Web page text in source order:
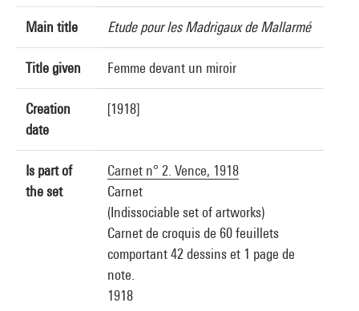
Main title Etude pour les Madrigaux de Mallarmé
Title given Femme devant un miroir
Creation
date
[1918]
Is part of
the set
Carnet n° 2. Vence, 1918
Carnet
(Indissociable set of artworks)
Carnet de croquis de 60 feuillets
comportant 42 dessins et 1 page de
note.
1918